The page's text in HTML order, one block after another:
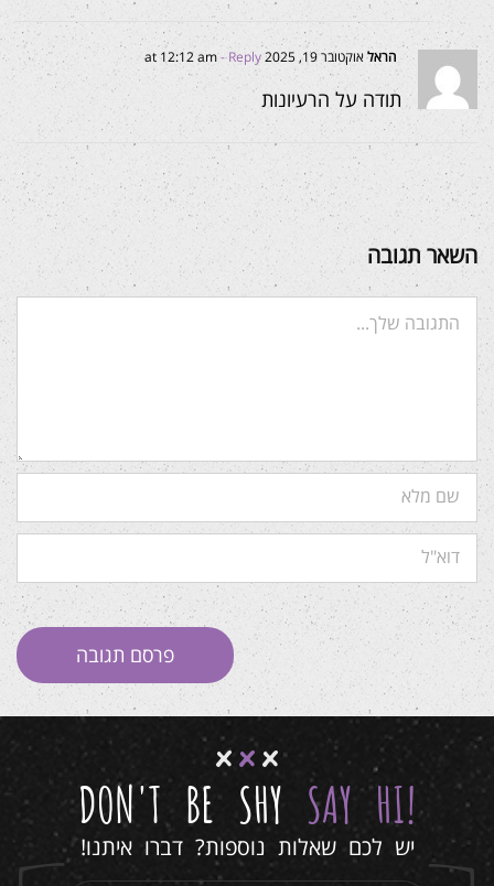
הראלאוקטובר 19, 2025 at 12:12 am - Reply
תודה על הרעיונות
השאר תגובה
!
DON'T BE SHY SAY HI
יש לכם שאלות נוספות? דברו איתנו!